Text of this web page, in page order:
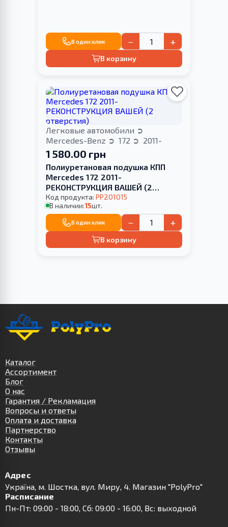
В один клик − +
В корзину
Легковые автомобили
Mercedes-Benz
172 2011-
1 580.00 грн
Полиуретановая подушка КПП
Merсedes 172 2011-
РЕКОНСТРУКЦИЯ ВАШЕЙ (2
отверстия)
Код продукта: PP201015
В наличии:15шт.
В один клик − +
В корзину
Каталог
Ассортимент
Блог
О нас
Гарантия / Рекламация
Вопросы и ответы
Оплата и доставка
Партнерство
Контакты
Отзывы
Адрес
Українa, м. Шостка, вул. Миру, 4. Магазин "PolyPro"
Расписание
Пн-Пт: 09:00 - 18:00, Сб: 09:00 - 16:00, Вс: выходной